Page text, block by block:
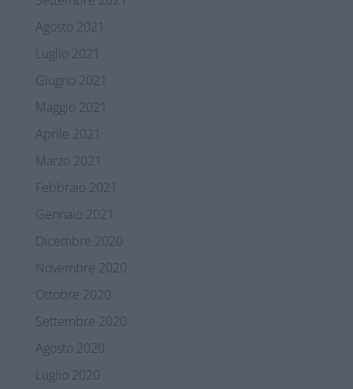
Agosto 2021
Luglio 2021
Giugno 2021
Maggio 2021
Aprile 2021
Marzo 2021
Febbraio 2021
Gennaio 2021
Dicembre 2020
Novembre 2020
Ottobre 2020
Settembre 2020
Agosto 2020
Luglio 2020